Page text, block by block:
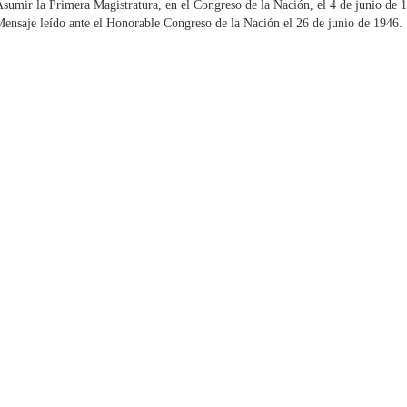
la Primera Magistratura, en el Congreso de la Nación, el 4 de junio de
leído ante el Honorable Congreso de la Nación el 26 de junio de 1946.